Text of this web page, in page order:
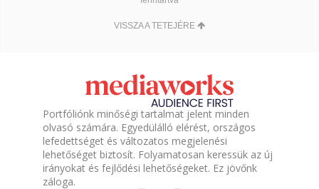
VISSZA A TETEJÉRE
Portfóliónk minőségi tartalmat jelent minden
olvasó számára. Egyedülálló elérést, országos
lefedettséget és változatos megjelenési
lehetőséget biztosít. Folyamatosan keressük az új
irányokat és fejlődési lehetőségeket. Ez jövőnk
záloga.